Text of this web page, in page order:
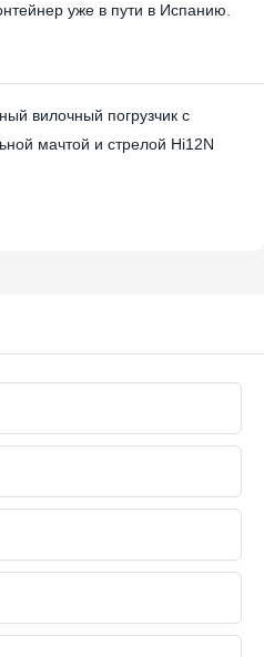
уже в пути в Испанию.
вилочный погрузчик с
мачтой и стрелой Hi12N